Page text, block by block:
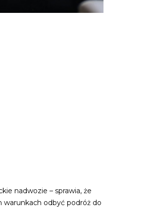
nadwozie – sprawia, że
odbyć podróż do